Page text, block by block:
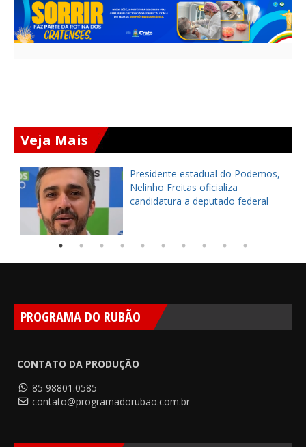
Veja Mais
Presidente estadual do Podemos,
Nelinho Freitas oficializa
candidatura a deputado federal
PROGRAMA DO RUBÃO
CONTATO DA PRODUÇÃO
85 98801.0585
contato@programadorubao.com.br